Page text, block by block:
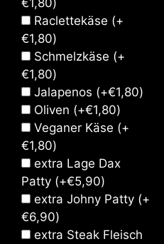
Raclettekäse (+
€1,80)
Schmelzkäse (+
€1,80)
Jalapenos (+€1,80)
Oliven (+€1,80)
Veganer Käse (+
€1,80)
extra Lage Dax
Patty (+€5,90)
extra Johny Patty (+
€6,90)
extra Steak Fleisch